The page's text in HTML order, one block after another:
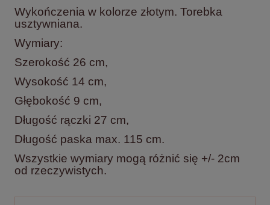
Wykończenia w kolorze złotym. Torebka
usztywniana.
Wymiary:
Szerokość 26 cm,
Wysokość 14 cm,
Głębokość 9 cm,
Długość rączki 27 cm,
Długość paska max. 115 cm.
Wszystkie wymiary mogą różnić się +/- 2cm
od rzeczywistych.